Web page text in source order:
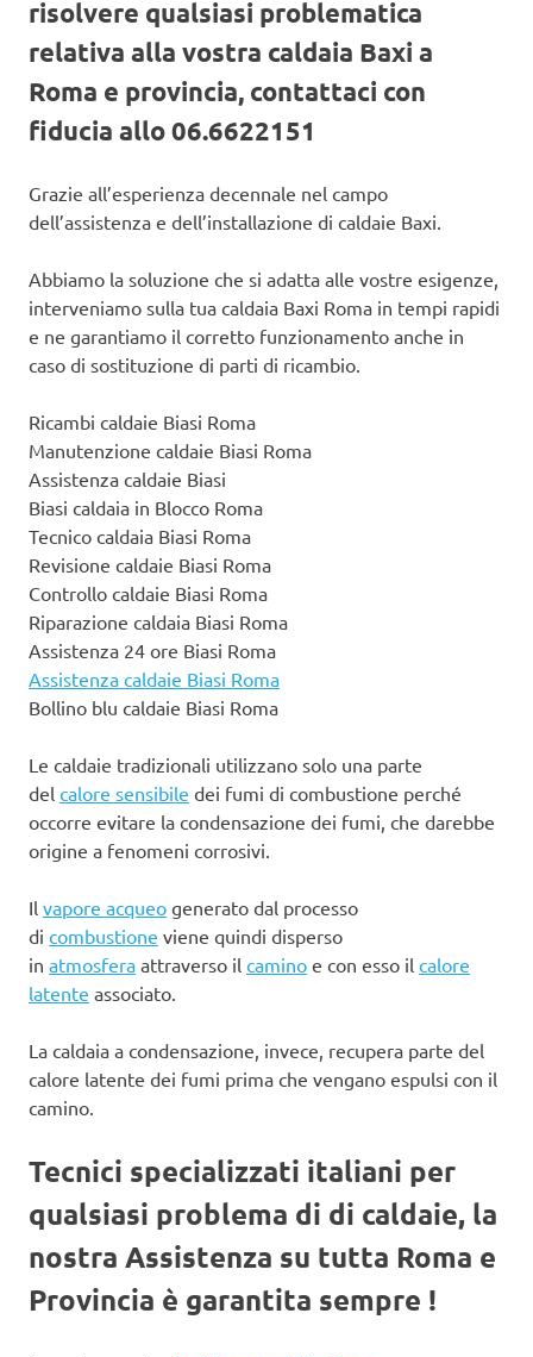
risolvere qualsiasi problematica
relativa alla vostra caldaia Baxi a
Roma e provincia, contattaci con
fiducia allo 06.6622151
Grazie all’esperienza decennale nel campo
dell’assistenza e dell’installazione di caldaie Baxi.
Abbiamo la soluzione che si adatta alle vostre esigenze,
interveniamo sulla tua caldaia Baxi Roma in tempi rapidi
e ne garantiamo il corretto funzionamento anche in
caso di sostituzione di parti di ricambio.
Ricambi caldaie Biasi Roma
Manutenzione caldaie Biasi Roma
Assistenza caldaie Biasi
Biasi caldaia in Blocco Roma
Tecnico caldaia Biasi Roma
Revisione caldaie Biasi Roma
Controllo caldaie Biasi Roma
Riparazione caldaia Biasi Roma
Assistenza 24 ore Biasi Roma
Assistenza caldaie Biasi Roma
Bollino blu caldaie Biasi Roma
Le caldaie tradizionali utilizzano solo una parte
del calore sensibile dei fumi di combustione perché
occorre evitare la condensazione dei fumi, che darebbe
origine a fenomeni corrosivi.
Il vapore acqueo generato dal processo
di combustione viene quindi disperso
in atmosfera attraverso il camino e con esso il calore
latente associato.
La caldaia a condensazione, invece, recupera parte del
calore latente dei fumi prima che vengano espulsi con il
camino.
Tecnici specializzati italiani per
qualsiasi problema di di caldaie, la
nostra Assistenza su tutta Roma e
Provincia è garantita sempre !